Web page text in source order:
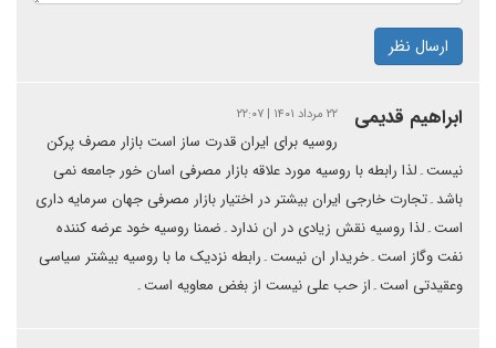
ارسال نظر
ابراهیم قدیمی ۲۲ مرداد ۱۴۰۱ | ۲۲:۰۷
روسیه برای ایران قدرت ساز است بازار مصرف پرکن
نیست۔لذا رابطه با روسیه مورد علاقه بازار مصرفی اسان خور جامعه نمی
باشد۔تجارت خارجی ایران بیشتر در اختیار بازار مصرفی جهان سرمایه داری
است۔لذا روسیه نقش زیادی در ان ندارد۔ضمنا روسیه خود عرضه کننده
نفت وگاز است۔خریدار ان نیست۔رابطه نزدیک ما با روسیه بیشتر سیاسی
وعقیدتی است۔از حب علی نیست از بغض معاویه است۔